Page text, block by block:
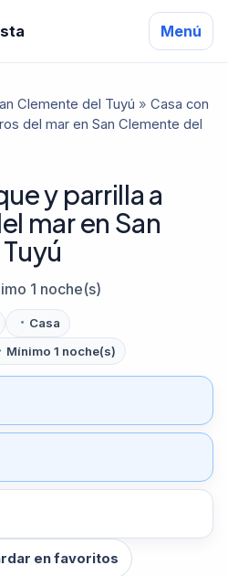
Menú
Clemente del Tuyú » Casa con
del mar en San Clemente del
y parrilla a
mar en San
1 noche(s)
Casa
Mínimo 1 noche(s)
en favoritos